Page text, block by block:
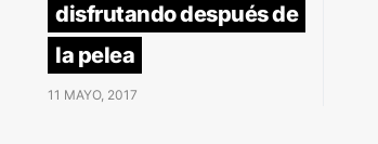
disfrutando después de
la pelea
11 MAYO, 2017